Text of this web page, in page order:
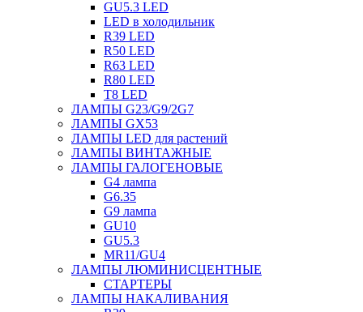
GU5.3 LED
LED в холодильник
R39 LED
R50 LED
R63 LED
R80 LED
T8 LED
ЛАМПЫ G23/G9/2G7
ЛАМПЫ GX53
ЛАМПЫ LED для растений
ЛАМПЫ ВИНТАЖНЫЕ
ЛАМПЫ ГАЛОГЕНОВЫЕ
G4 лампа
G6.35
G9 лампа
GU10
GU5.3
MR11/GU4
ЛАМПЫ ЛЮМИНИСЦЕНТНЫЕ
СТАРТЕРЫ
ЛАМПЫ НАКАЛИВАНИЯ